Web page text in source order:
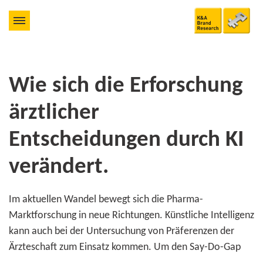
Wie sich die Erforschung
ärztlicher
Entscheidungen durch KI
verändert.
Im aktuellen Wandel bewegt sich die Pharma-
Marktforschung in neue Richtungen. Künstliche Intelligenz
kann auch bei der Untersuchung von Präferenzen der
Ärzteschaft zum Einsatz kommen. Um den Say-Do-Gap